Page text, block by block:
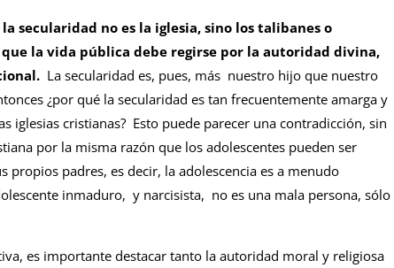
secularidad no es la iglesia, sino los talibanes o
la vida pública debe regirse por la autoridad divina,
La secularidad es, pues, más nuestro hijo que nuestro
¿por qué la secularidad es tan frecuentemente amarga y
iglesias cristianas? Esto puede parecer una contradicción, sin
por la misma razón que los adolescentes pueden ser
propios padres, es decir, la adolescencia es a menudo
inmaduro, y narcisista, no es una mala persona, sólo
es importante destacar tanto la autoridad moral y religiosa